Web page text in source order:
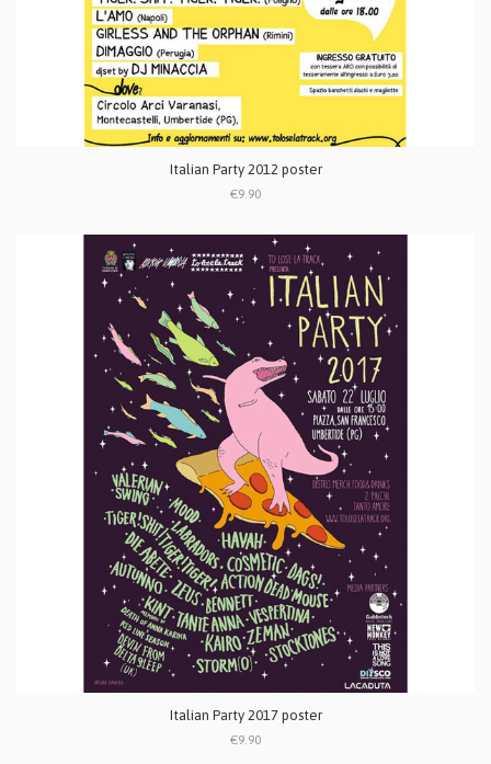
Italian Party 2012 poster
€9.90
Italian Party 2017 poster
€9.90